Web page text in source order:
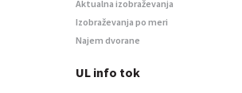
Aktualna izobraževanja
Izobraževanja po meri
Najem dvorane
UL info tok